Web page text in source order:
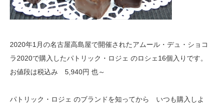
2020年1月の名古屋高島屋で開催されたアムール・デュ・ショコ
ラ2020で購入したパトリック・ロジェ のロシェ16個入りです。
お値段は税込み 5,940円 也～
パトリック・ロジェ のブランドを知ってから いつも購入しよ